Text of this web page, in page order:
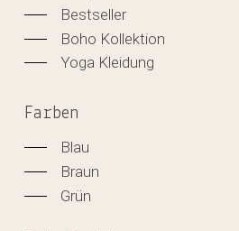
Bestseller
Boho Kollektion
Yoga Kleidung
Farben
Blau
Braun
Grün